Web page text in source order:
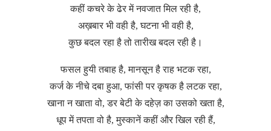
कहीं कचरे के ढेर में नवजात मिल रही है,
अख़बार भी वही है, घटना भी वही है,
कुछ बदल रहा है तो तारीख बदल रही है।
फसल हुयी तबाह है, मानसून है राह भटक रहा,
कर्ज के नीचे दबा हुआ, फांसी पर कृषक है लटक रहा,
खाना न खाता वो, डर बेटी के दहेज़ का उसको खता है,
धूप में तपता वो है, मुस्कानें कहीं और खिल रही हैं,